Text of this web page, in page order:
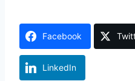
Facebook
LinkedIn